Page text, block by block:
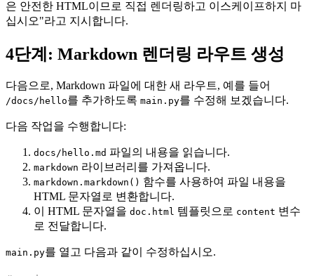
은 안전한 HTML이므로 직접 렌더링하고 이스케이프하지 마
십시오"라고 지시합니다.
4단계: Markdown 렌더링 라우트 생성
다음으로, Markdown 파일에 대한 새 라우트, 예를 들어
/docs/hello를 추가하도록 main.py를 수정해 보겠습니다.
다음 작업을 수행합니다:
docs/hello.md 파일의 내용을 읽습니다.
markdown 라이브러리를 가져옵니다.
markdown.markdown() 함수를 사용하여 파일 내용을
HTML 문자열로 변환합니다.
이 HTML 문자열을 doc.html 템플릿으로 content 변수
로 전달합니다.
main.py를 열고 다음과 같이 수정하십시오.